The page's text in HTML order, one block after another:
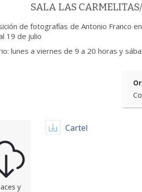
SALA LAS
de fotografías de Antonio Franco
19 de julio
lunes a viernes de 9 a 20 horas y
y
Cartel